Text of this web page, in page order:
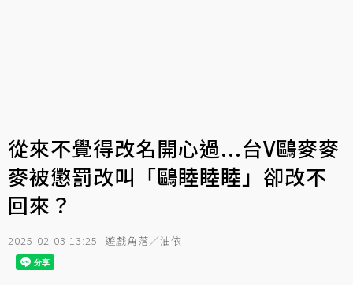
從來不覺得改名開心過...台V鷗麥麥
麥被懲罰改叫「鷗睦睦睦」卻改不
回來？
2025-02-03 13:25 遊戲角落／油依